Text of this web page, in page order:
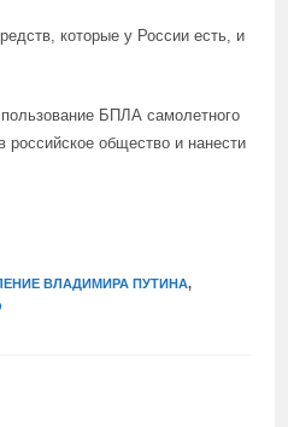
которые у России есть, и
БПЛА самолетного
российское общество и нанести
ВЛАДИМИРА ПУТИНА,